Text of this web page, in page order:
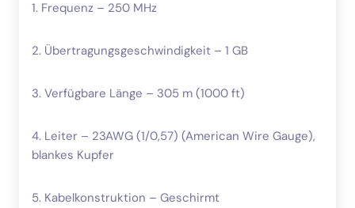
1. Frequenz – 250 MHz
2. Übertragungsgeschwindigkeit – 1 GB
3. Verfügbare Länge – 305 m (1000 ft)
4. Leiter – 23AWG (1/0,57) (American Wire Gauge),
blankes Kupfer
5. Kabelkonstruktion – Geschirmt